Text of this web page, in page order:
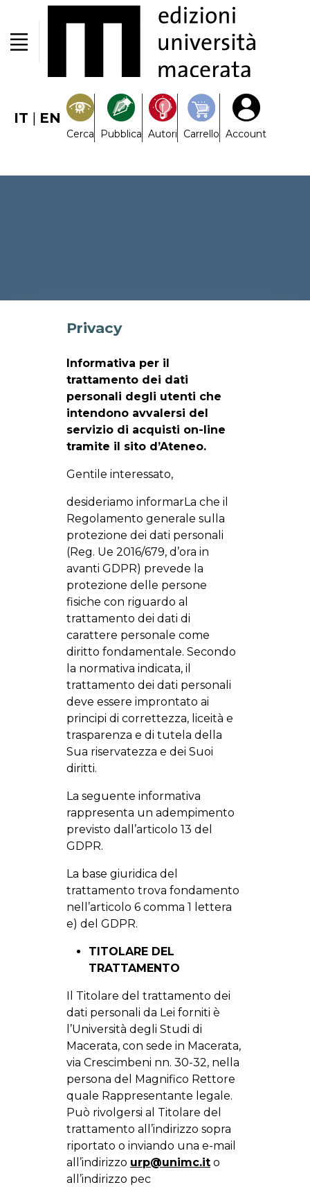
IT | EN
Cerca Pubblica Autori Carrello Account
Privacy
Informativa per il
trattamento dei dati
personali degli utenti che
intendono avvalersi del
servizio di acquisti on-line
tramite il sito d’Ateneo.
Gentile interessato,
desideriamo informarLa che il
Regolamento generale sulla
protezione dei dati personali
(Reg. Ue 2016/679, d’ora in
avanti GDPR) prevede la
protezione delle persone
fisiche con riguardo al
trattamento dei dati di
carattere personale come
diritto fondamentale. Secondo
la normativa indicata, il
trattamento dei dati personali
deve essere improntato ai
principi di correttezza, liceità e
trasparenza e di tutela della
Sua riservatezza e dei Suoi
diritti.
La seguente informativa
rappresenta un adempimento
previsto dall’articolo 13 del
GDPR.
La base giuridica del
trattamento trova fondamento
nell’articolo 6 comma 1 lettera
e) del GDPR.
TITOLARE DEL
TRATTAMENTO
Il Titolare del trattamento dei
dati personali da Lei forniti è
l’Università degli Studi di
Macerata, con sede in Macerata,
via Crescimbeni nn. 30-32, nella
persona del Magnifico Rettore
quale Rappresentante legale.
Può rivolgersi al Titolare del
trattamento all’indirizzo sopra
riportato o inviando una e-mail
all’indirizzo urp@unimc.it o
all’indirizzo pec